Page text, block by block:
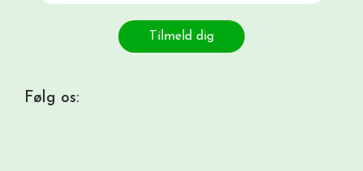
Tilmeld dig
Følg os: